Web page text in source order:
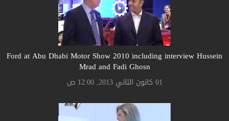
Ford at Abu Dhabi Motor Show 2010 including interview Hussein
Mrad and Fadi Ghosn
01 كانون الثاني 2013, 12:00 ص